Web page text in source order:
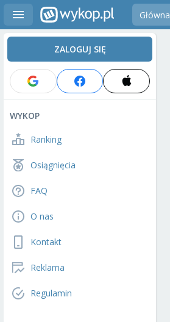
Główna
ZALOGUJ SIĘ
WYKOP
Ranking
Osiągnięcia
FAQ
O nas
Kontakt
Reklama
Regulamin